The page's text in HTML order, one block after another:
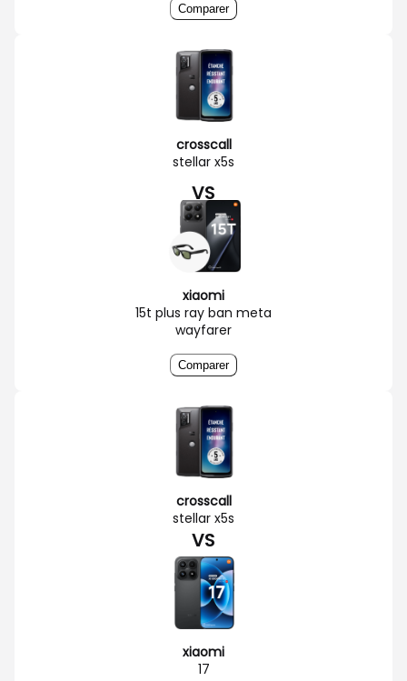
Comparer
crosscall
stellar x5s
VS
xiaomi
15t plus ray ban meta
wayfarer
Comparer
crosscall
stellar x5s
VS
xiaomi
17